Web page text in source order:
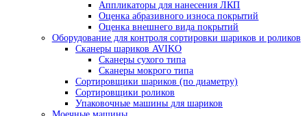
Приборы для вихретокового контроля
Вихретоковые дефектоскопы
Вихретоковые дефектоскопы Craftest
Вихретоковое оборудование IBG
Зонды и катушки для вихретокового
Дефектоскопы на вихретоковых матрицах
Многофункциональные вихретоковые
Контроль коррозии трубопроводов под
Контроль изоляции и покрытий